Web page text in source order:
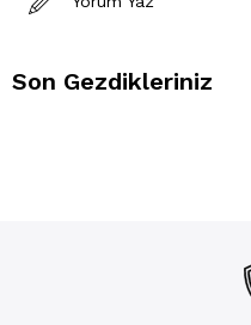
Son Gezdikleriniz